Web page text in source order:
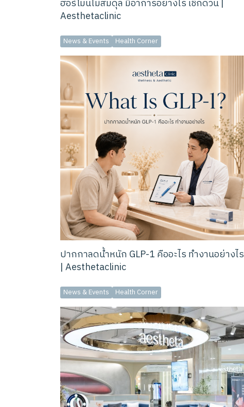
ฮอร์โมนไม่สมดุล มีอาการอย่างไร เช็กด่วน |
Aesthetaclinic
News & Events Health Corner
ปากกาลดน้ำหนัก GLP-1 คืออะไร ทำงานอย่างไร
| Aesthetaclinic
News & Events Health Corner